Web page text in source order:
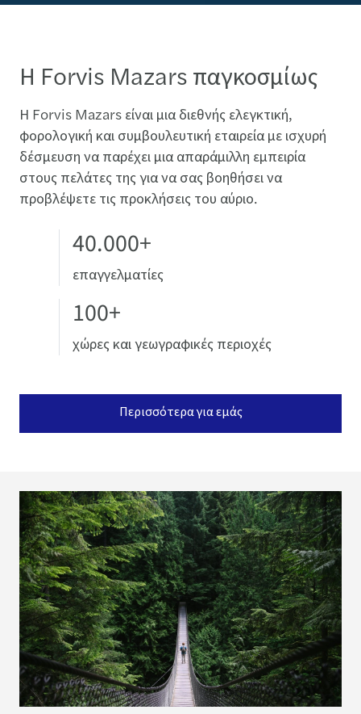
Η Forvis Mazars παγκοσμίως
Η Forvis Mazars είναι μια διεθνής ελεγκτική,
φορολογική και συμβουλευτική εταιρεία με ισχυρή
δέσμευση να παρέχει μια απαράμιλλη εμπειρία
στους πελάτες της για να σας βοηθήσει να
προβλέψετε τις προκλήσεις του αύριο.
40.000+
επαγγελματίες
100+
χώρες και γεωγραφικές περιοχές
Περισσότερα για εμάς